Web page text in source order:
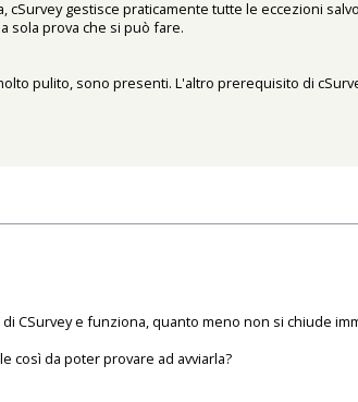
gestisce praticamente tutte le eccezioni
sola prova che si può fare.
pulito, sono presenti. L'altro prerequisito di
CSurvey e funziona, quanto meno non si chiude
così da poter provare ad avviarla?